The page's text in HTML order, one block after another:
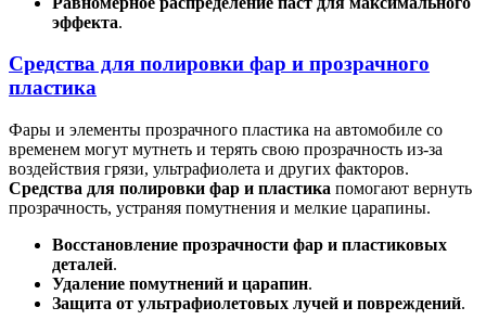
эффекта.
Средства для полировки фар и прозрачного
пластика
Фары и элементы прозрачного пластика на автомобиле со
временем могут мутнеть и терять свою прозрачность из-за
воздействия грязи, ультрафиолета и других факторов.
Средства для полировки фар и пластика помогают вернуть
прозрачность, устраняя помутнения и мелкие царапины.
Восстановление прозрачности фар и пластиковых
деталей.
Удаление помутнений и царапин.
Защита от ультрафиолетовых лучей и повреждений.